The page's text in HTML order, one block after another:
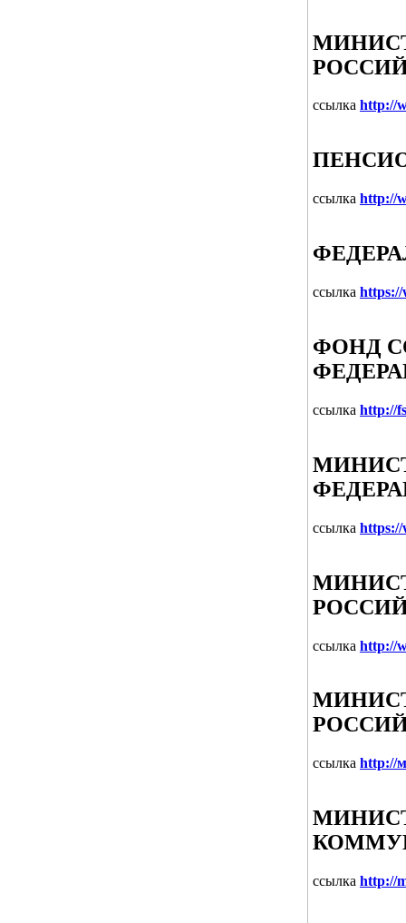
ссылка http://
ссылка http://
ссылка https://
ФОНД
ссылка http://
ссылка
ссылка http://
ссылка http://
ссылка http://